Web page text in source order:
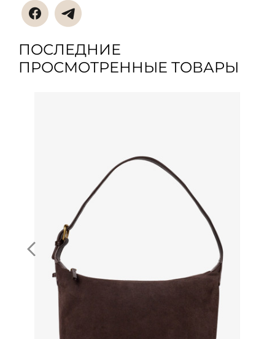
ПОСЛЕДНИЕ
ПРОСМОТРЕННЫЕ ТОВАРЫ